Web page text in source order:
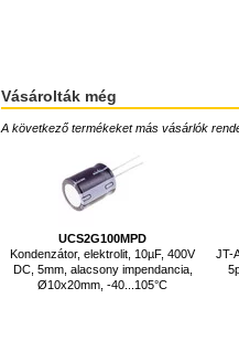
Vásárolták még
A következő termékeket más vásárlók
UCS2G100MPD
Kondenzátor, elektrolit, 10µF, 400V
DC, 5mm, alacsony impendancia,
Ø10x20mm, -40...105°C
JT-